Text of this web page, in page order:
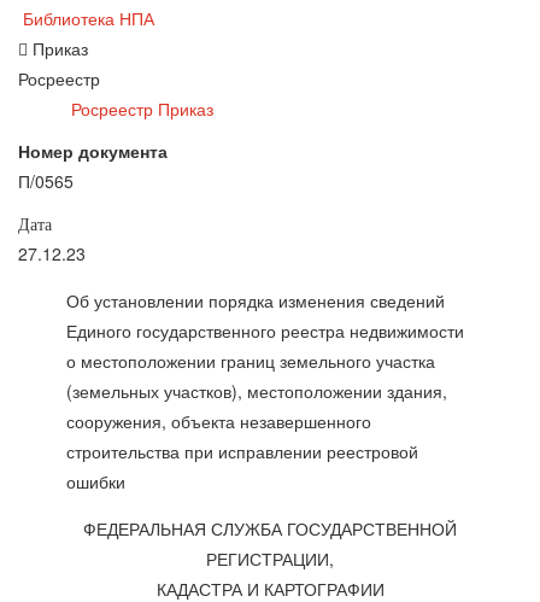
Библиотека НПА
Приказ
Росреестр
Росреестр Приказ
Номер документа
П/0565
Дата
27.12.23
Об установлении порядка изменения сведений
Единого государственного реестра недвижимости
о местоположении границ земельного участка
(земельных участков), местоположении здания,
сооружения, объекта незавершенного
строительства при исправлении реестровой
ошибки
ФЕДЕРАЛЬНАЯ СЛУЖБА ГОСУДАРСТВЕННОЙ
РЕГИСТРАЦИИ,
КАДАСТРА И КАРТОГРАФИИ